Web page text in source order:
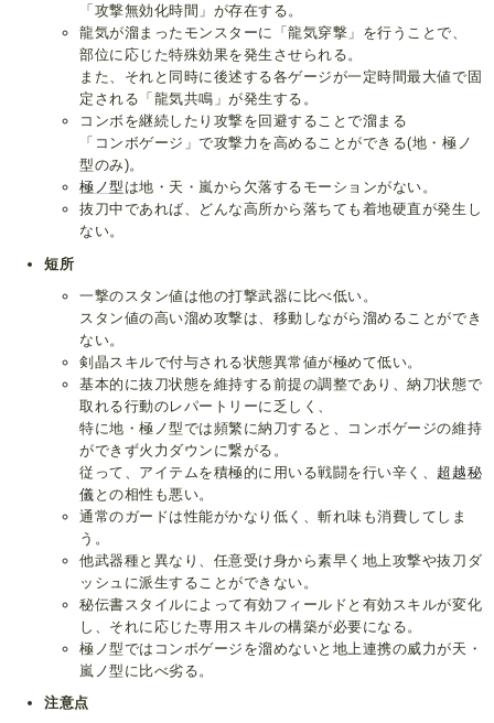
「攻撃無効化時間」が存在する。
龍気が溜まったモンスターに「龍気穿撃」を行うことで、
部位に応じた特殊効果を発生させられる。
また、それと同時に後述する各ゲージが一定時間最大値で固
定される「龍気共鳴」が発生する。
コンボを継続したり攻撃を回避することで溜まる
「コンボゲージ」で攻撃力を高めることができる(地・極ノ
型のみ)。
極ノ型 は地・天・嵐から欠落するモーションがない。
抜刀中であれば、どんな高所から落ちても着地硬直が発生し
ない。
短所
一撃のスタン値は他の打撃武器に比べ低い。
スタン値の高い溜め攻撃は、移動しながら溜めることができ
ない。
剣晶スキルで付与される状態異常値が極めて低い。
基本的に抜刀状態を維持する前提の調整であり、納刀状態で
取れる行動のレパートリーに乏しく、
特に地・極ノ型では頻繁に納刀すると、コンボゲージの維持
ができず火力ダウンに繋がる。
従って、アイテムを積極的に用いる戦闘を行い辛く、 超越秘
儀 との相性も悪い。
通常のガードは性能がかなり低く、斬れ味も消費してしま
う。
他武器種と異なり、任意受け身から素早く地上攻撃や抜刀ダ
ッシュに派生することができない。
秘伝書スタイルによって有効フィールドと有効スキルが変化
し、それに応じた専用スキルの構築が必要になる。
極ノ型ではコンボゲージを溜めないと地上連携の威力が天・
嵐ノ型に比べ劣る。
注意点